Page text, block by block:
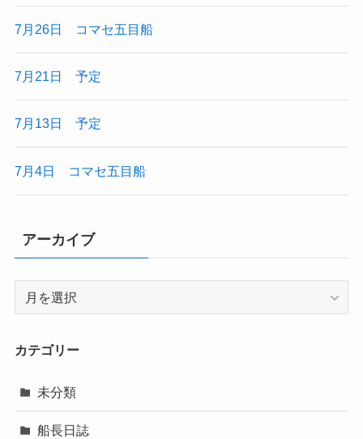
7月26日 コマセ五目船
7月21日 予定
7月13日 予定
7月4日 コマセ五目船
アーカイブ
イ
カテゴリー
未分類
船長日誌